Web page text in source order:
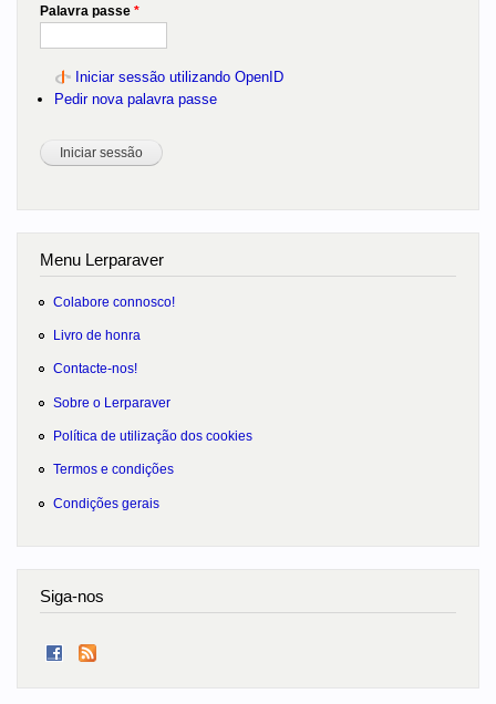
Palavra passe *
Iniciar sessão utilizando OpenID
Pedir nova palavra passe
Menu Lerparaver
Colabore connosco!
Livro de honra
Contacte-nos!
Sobre o Lerparaver
Política de utilização dos cookies
Termos e condições
Condições gerais
Siga-nos